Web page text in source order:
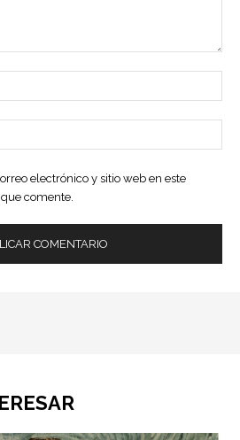
electrónico y sitio web en este
comente.